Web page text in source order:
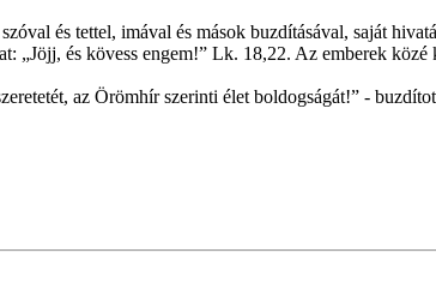
és tettel, imával és mások buzdításával, saját
és kövess engem!” Lk. 18,22. Az emberek
az Örömhír szerinti élet boldogságát!” -